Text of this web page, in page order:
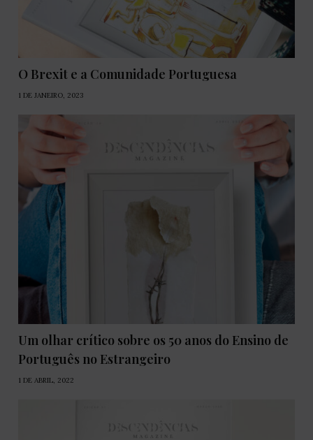
O Brexit e a Comunidade Portuguesa
1 DE JANEIRO, 2023
Um olhar crítico sobre os 50 anos do Ensino de
Português no Estrangeiro
1 DE ABRIL, 2022